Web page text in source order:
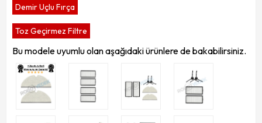
Demir Uçlu Fırça
Toz Geçirmez Filtre
Bu modele uyumlu olan aşağıdaki ürünlere de bakabilirsiniz.